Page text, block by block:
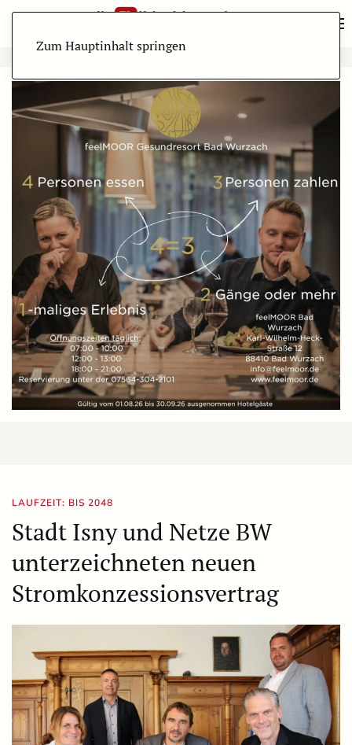
Zum Hauptinhalt springen
LAUFZEIT: BIS 2048
Stadt Isny und Netze BW
unterzeichneten neuen
Stromkonzessionsvertrag